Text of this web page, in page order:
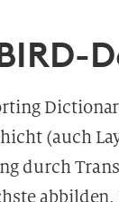
(auch
durch